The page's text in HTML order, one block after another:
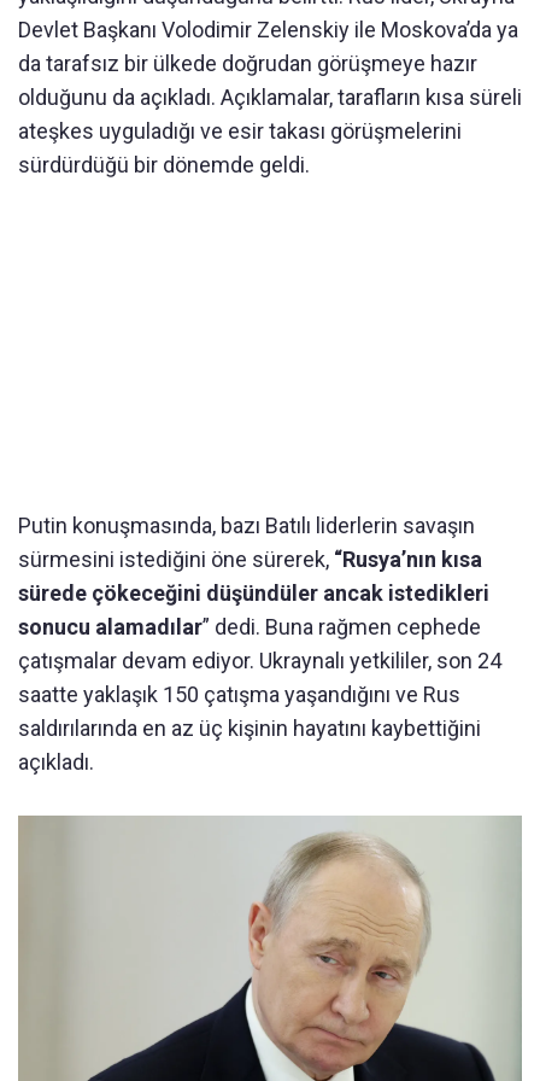
Devlet Başkanı Volodimir Zelenskiy ile Moskova’da ya
da tarafsız bir ülkede doğrudan görüşmeye hazır
olduğunu da açıkladı. Açıklamalar, tarafların kısa süreli
ateşkes uyguladığı ve esir takası görüşmelerini
sürdürdüğü bir dönemde geldi.
Putin konuşmasında, bazı Batılı liderlerin savaşın
sürmesini istediğini öne sürerek, “Rusya’nın kısa
sürede çökeceğini düşündüler ancak istedikleri
sonucu alamadılar” dedi. Buna rağmen cephede
çatışmalar devam ediyor. Ukraynalı yetkililer, son 24
saatte yaklaşık 150 çatışma yaşandığını ve Rus
saldırılarında en az üç kişinin hayatını kaybettiğini
açıkladı.